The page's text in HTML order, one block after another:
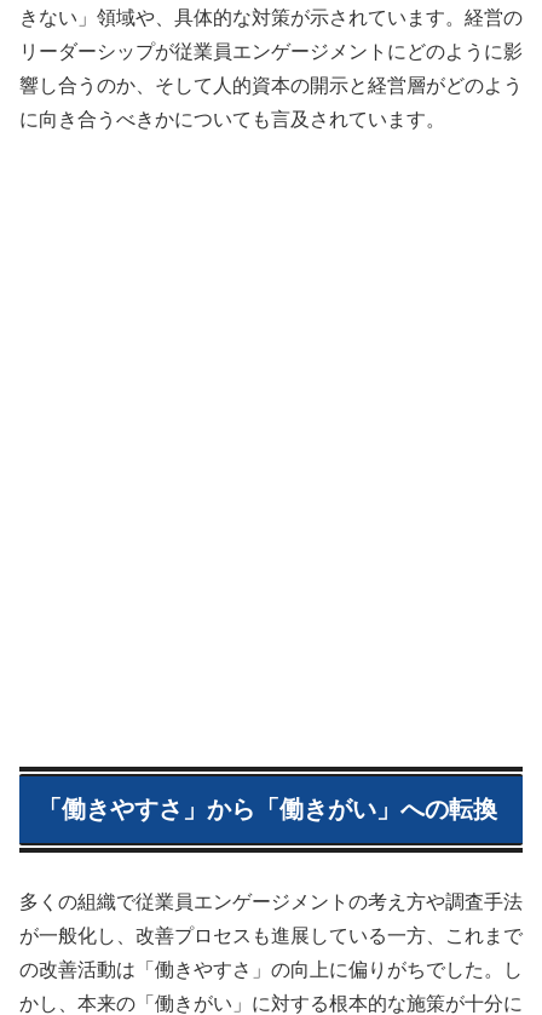
きない」領域や、具体的な対策が示されています。経営の
リーダーシップが従業員エンゲージメントにどのように影
響し合うのか、そして人的資本の開示と経営層がどのよう
に向き合うべきかについても言及されています。
「働きやすさ」から「働きがい」への転換
多くの組織で従業員エンゲージメントの考え方や調査手法
が一般化し、改善プロセスも進展している一方、これまで
の改善活動は「働きやすさ」の向上に偏りがちでした。し
かし、本来の「働きがい」に対する根本的な施策が十分に